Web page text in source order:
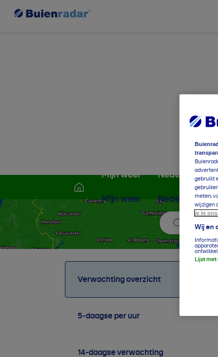
Mijn weer
Mijn weer
Nederland
Nederland
Zoek
Verwachting overzicht
5-daagse per uur
14-daagse verwachting
gebruikt
meten,
wijzigen
je in
Wij en
Lijst